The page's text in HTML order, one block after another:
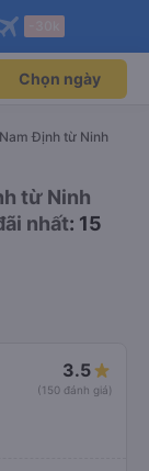
Mở app
Mở app
Chọn ngày
Định từ Ninh
từ Ninh
nhất: 15
3.5
(150 đánh giá)